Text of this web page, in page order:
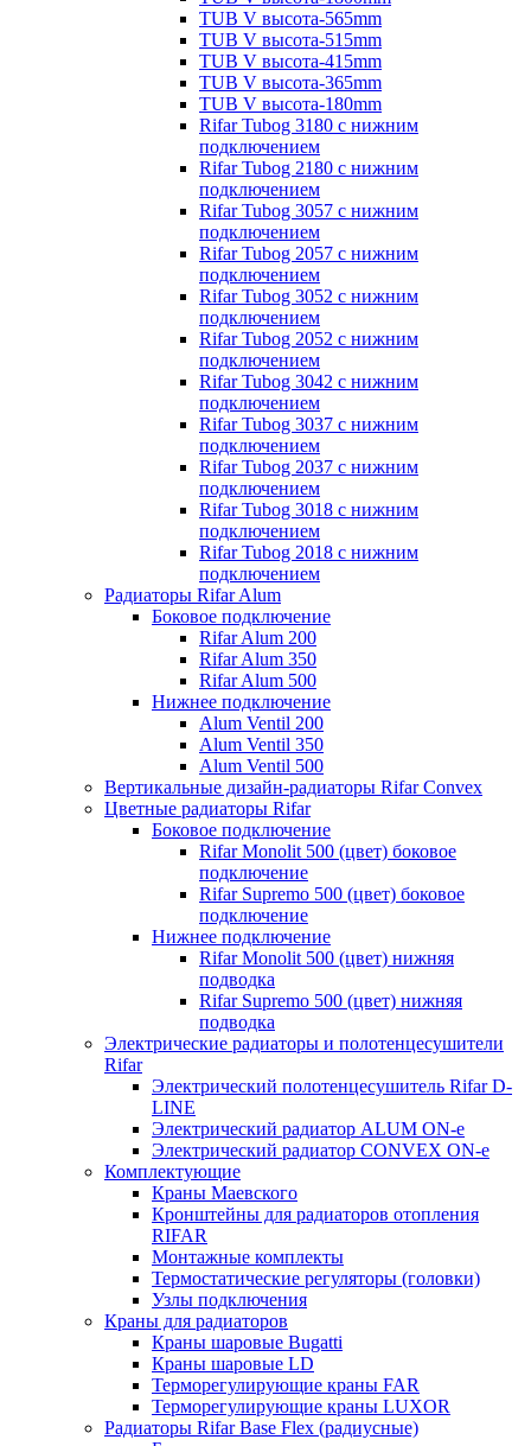
TUB V высота-565mm
TUB V высота-515mm
TUB V высота-415mm
TUB V высота-365mm
TUB V высота-180mm
Rifar Tubog 3180 с нижним
подключением
Rifar Tubog 2180 с нижним
подключением
Rifar Tubog 3057 с нижним
подключением
Rifar Tubog 2057 с нижним
подключением
Rifar Tubog 3052 с нижним
подключением
Rifar Tubog 2052 с нижним
подключением
Rifar Tubog 3042 с нижним
подключением
Rifar Tubog 3037 с нижним
подключением
Rifar Tubog 2037 с нижним
подключением
Rifar Tubog 3018 с нижним
подключением
Rifar Tubog 2018 с нижним
подключением
Радиаторы Rifar Alum
Боковое подключение
Rifar Alum 200
Rifar Alum 350
Rifar Alum 500
Нижнее подключение
Alum Ventil 200
Alum Ventil 350
Alum Ventil 500
Вертикальные дизайн-радиаторы Rifar Convex
Цветные радиаторы Rifar
Боковое подключение
Rifar Monolit 500 (цвет) боковое
подключение
Rifar Supremo 500 (цвет) боковое
подключение
Нижнее подключение
Rifar Monolit 500 (цвет) нижняя
подводка
Rifar Supremo 500 (цвет) нижняя
подводка
Электрические радиаторы и полотенцесушители
Rifar
Электрический полотенцесушитель Rifar D-
LINE
Электрический радиатор ALUM ON-e
Электрический радиатор CONVEX ON-e
Комплектующие
Краны Маевского
Кронштейны для радиаторов отопления
RIFAR
Монтажные комплекты
Термостатические регуляторы (головки)
Узлы подключения
Краны для радиаторов
Краны шаровые Bugatti
Краны шаровые LD
Терморегулирующие краны FAR
Терморегулирующие краны LUXOR
Радиаторы Rifar Base Flex (радиусные)